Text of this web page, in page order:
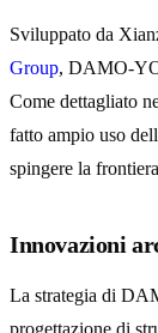
Sviluppato da
Group, DAMO-
Come dettagliato
fatto ampio uso
spingere la
Innovazioni
La strategia di
progettazione di